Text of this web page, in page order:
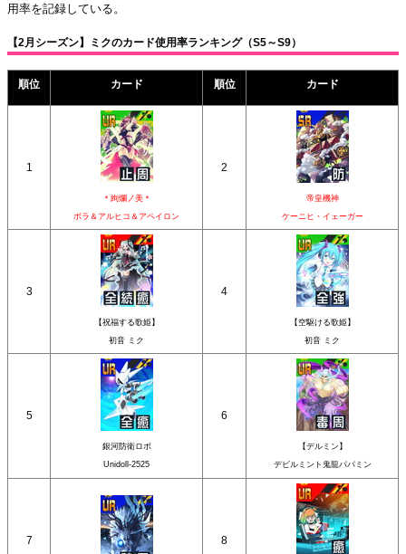
用率を記録している。
【2月シーズン】ミクのカード使用率ランキング（S5～S9）
順位 カード 順位 カード
1
＊絢爛ノ美＊
ボラ＆アルヒコ＆アペイロン
2
帝皇機神
ケーニヒ・イェーガー
3
【祝福する歌姫】
初音 ミク
4
【空駆ける歌姫】
初音 ミク
5
銀河防衛ロボ
Unidoll-2525
6
【デルミン】
デビルミント鬼龍パパミン
7 8